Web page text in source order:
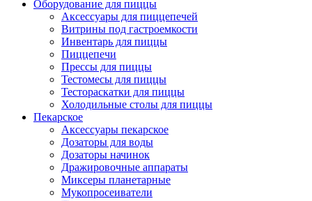
Оборудование для пиццы
Аксессуары для пиццепечей
Витрины под гастроемкости
Инвентарь для пиццы
Пиццепечи
Прессы для пиццы
Тестомесы для пиццы
Тестораскатки для пиццы
Холодильные столы для пиццы
Пекарское
Аксессуары пекарское
Дозаторы для воды
Дозаторы начинок
Дражировочные аппараты
Миксеры планетарные
Мукопросеиватели